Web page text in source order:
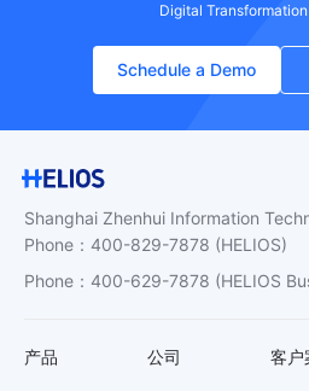
Digital
Schedule a Demo
Shanghai Zhenhui Information
Phone ： 400-829-7878 (HELIOS)
Phone ： 400-629-7878 (HELIOS
产品 公司 客户